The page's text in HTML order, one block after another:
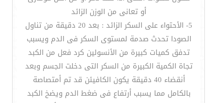
أو تعانى من الوزن الزائد
5- الأحتواء على السكر الزائد : بعد 20 دقيقة من تناول
الصودا تحدث صدمة لمستوى السكر فى الدم ويسبب
تدفق كميات كبيرة من الأنسولين كرد فعل من الكبد
تجاة الكمية الكبيرة من السكر التى دخلت الجسم وبعد
أنقضاء 40 دقيقة يكون الكافيئن قد تم أمتصاصة
بالكامل مما يسبب أرتفاع فى ضغط الدم ويضخ الكبد